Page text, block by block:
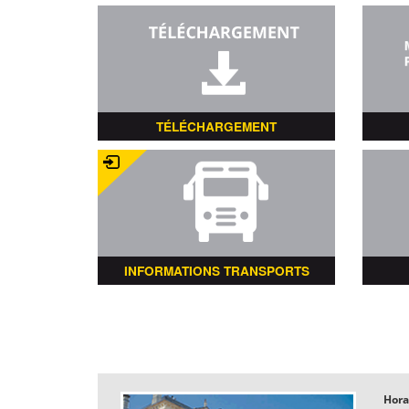
TÉLÉCHARGEMENT
INFORMATIONS TRANSPORTS